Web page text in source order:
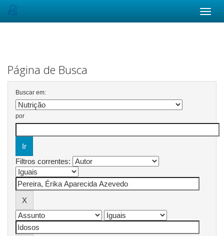
Página de Busca
Buscar em:
por
Filtros correntes: